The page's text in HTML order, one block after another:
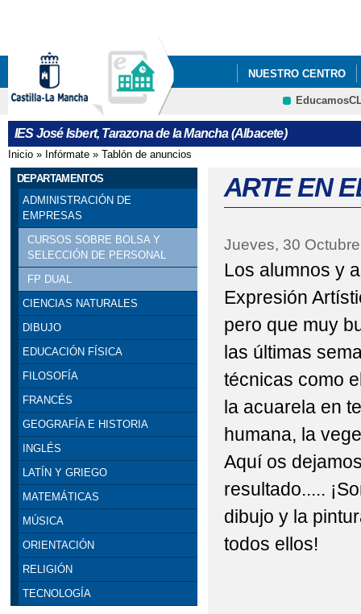
NUESTRO CENTRO
IES José Isbert, Tarazona de la Mancha (Albacete)
Se encuentra usted aquí
Inicio » Infórmate » Tablón de anuncios
DEPARTAMENTOS
ADMINISTRACIÓN DE
EMPRESAS
CURSOS SOBRE BOLSA Y
SELECCIÓN DE PERSONAL
FP DUAL
CIENCIAS NATURALES
DIBUJO
EDUCACIÓN FÍSICA
FILOSOFÍA
FRANCÉS
GEOGRAFÍA E HISTORIA
INGLÉS
LATÍN Y GRIEGO
MATEMÁTICAS
MÚSICA
ORIENTACIÓN
RELIGIÓN
TECNOLOGÍA
ARTE EN
Jueves, 30
Los alumnos y
Expresión
pero que muy
las últimas
técnicas como
la acuarela en
humana, la
Aquí os
resultado.....
dibujo y la
todos ellos!